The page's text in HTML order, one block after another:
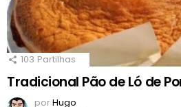
103 Partilhas
Tradicional Pão de Ló de
porHugo